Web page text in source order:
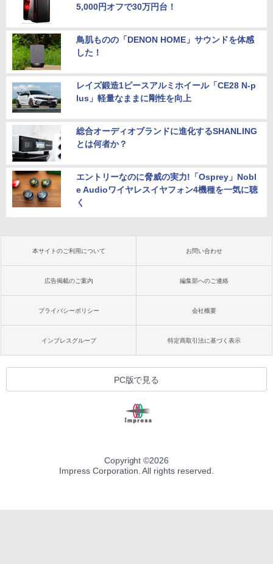
5,000円オフで30万円台！
鳥肌ものの「DENON HOME」サウンドを体感
した！
レイズ鍛造1ピースアルミホイール「CE28 N-p
lus」軽量なままに剛性を向上
総合オーディオブランドに進化するSHANLING
とは何者か？
エントリーなのに脅威の実力!「Osprey」Nobl
e Audioワイヤレスイヤフォン4機種を一気に聴
く
本サイトのご利用について お問い合わせ
広告掲載のご案内 編集部へのご連絡
プライバシーポリシー 会社概要
インプレスグループ 特定商取引法に基づく表示
PC版で見る
Copyright ©2026
Impress Corporation. All rights reserved.